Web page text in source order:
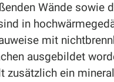
Wände sowie
in
mit
ausgebildet
zusätzlich ein